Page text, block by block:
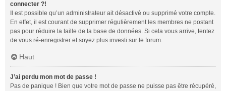
connecter ?!
Il est possible qu’un administrateur ait désactivé ou supprimé votre compte.
En effet, il est courant de supprimer régulièrement les membres ne postant
pas pour réduire la taille de la base de données. Si cela vous arrive, tentez
de vous ré-enregistrer et soyez plus investi sur le forum.
Haut
J’ai perdu mon mot de passe !
Pas de panique ! Bien que votre mot de passe ne puisse pas être récupéré,